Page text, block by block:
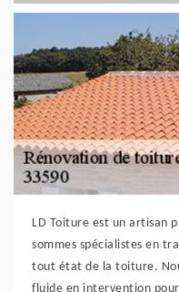
LD Toiture est un artisan
sommes spécialistes en
tout état de la toiture.
fluide en intervention